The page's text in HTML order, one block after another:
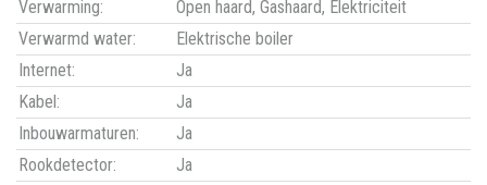
Verwarming:
Open haard, Gashaard, Elektriciteit
Verwarmd water:
Elektrische boiler
Internet:
Ja
Kabel:
Ja
Inbouwarmaturen:
Ja
Rookdetector:
Ja